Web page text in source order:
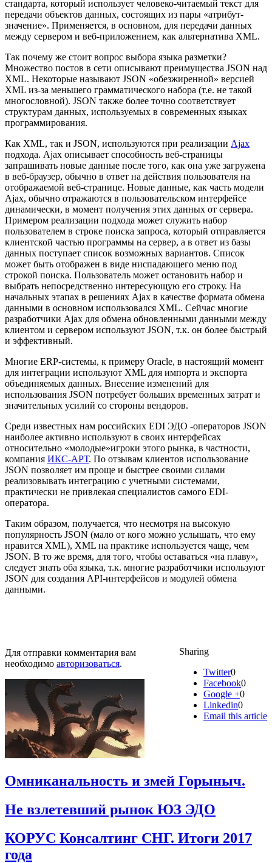
стандарта, который использует человеко-читаемый текст для
передачи объектов данных, состоящих из пары «атрибут-
значение». Применяется, в основном, для передачи данных
между сервером и веб-приложением, как альтернатива XML.
Так почему же стоит вопрос выбора языка разметки?
Множество постов в сети описывают преимущества JSON над
XML. Некоторые называют JSON «обезжиренной» версией
XML из-за меньшего грамматического набора (т.е. не такой
многословной). JSON также более точно соответствует
структурам данных, используемых в современных языках
программирования.
Как XML, так и JSON, используются при реализации Ajax
подхода. Ajax описывает способность веб-страницы
запрашивать новые данные после того, как она уже загружена
в веб-браузер, обычно в ответ на действия пользователя на
отображаемой веб-странице. Новые данные, как часть модели
Ajax, обычно отражаются в пользовательском интерфейсе
динамически, в момент получения этих данных от сервера.
Примером реализации подхода может служить набор
пользователем в строке поиска запроса, который отправляется
клиентской частью программы на сервер, а в ответ из базы
данных поступает список возможных вариантов. Список
может быть отображен в виде ниспадающего меню под
строкой поиска. Пользователь может остановить набор и
выбрать непосредственно интересующую его строку. На
начальных этапах в решениях Ajax в качестве формата обмена
данными в основном использовался XML. Сейчас многие
разработчики Ajax для обмена обновленными данными между
клиентом и сервером используют JSON, т.к. он более быстрый
и эффективный.
Многие ERP-системы, к примеру Oracle, в настоящий момент
для интеграции используют XML для импорта и экспорта
объединяемых данных. Внесение изменений для
использования JSON потребует больших временных затрат и
значительных усилий со стороны вендоров.
Среди известных нам российских EDI ЭДО -операторов JSON
наиболее активно используют в своих интерфейсах
относительно «молодые»игроки этого рынка, в частности,
компания ИКС-АРТ. По отзывам клиентов использование
JSON позволяет им проще и быстрее своими силами
реализовывать интеграцию с учетными системами,
практически не привлекая специалистов самого EDI-
оператора.
Таким образом, получается, что несмотря на высокую
популярность JSON (мало от кого можно услышать, что ему
нравится XML), XML на практике используется чаще, чем
JSON. В то же время, для того, чтобы оставаться «на плаву»,
следует знать оба языка, т.к. многие разработчики используют
JSON для создания API-интерфейсов и модулей обмена
данными.
Sharing
Twitter0
Facebook0
Google +0
Linkedin0
Email this article
Для отправки комментария вам
необходимо авторизоваться.
Омниканальность и змей Горыныч.
Не взлетевший рынок ЮЗ ЭДО
КОРУС Консалтинг СНГ. Итоги 2017
года